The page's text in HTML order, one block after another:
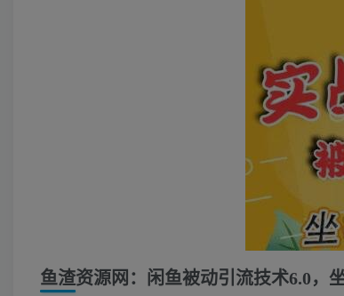
鱼渣资源网：闲鱼被动引流技术6.0，